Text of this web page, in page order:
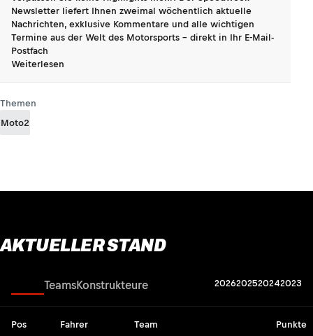
Newsletter liefert Ihnen zweimal wöchentlich aktuelle
Nachrichten, exklusive Kommentare und alle wichtigen
Termine aus der Welt des Motorsports - direkt in Ihr E-Mail-
Postfach
Weiterlesen
Themen
Moto2
AKTUELLER STAND
TeamsKonstrukteure 2026202520242023
Pos Fahrer Team Punkte